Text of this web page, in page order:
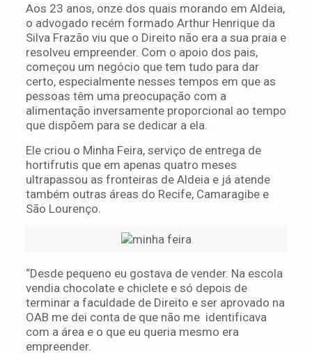
Aos 23 anos, onze dos quais morando em Aldeia,
o advogado recém formado Arthur Henrique da
Silva Frazão viu que o Direito não era a sua praia e
resolveu empreender. Com o apoio dos pais,
começou um negócio que tem tudo para dar
certo, especialmente nesses tempos em que as
pessoas têm uma preocupação com a
alimentação inversamente proporcional ao tempo
que dispõem para se dedicar a ela.
Ele criou o Minha Feira, serviço de entrega de
hortifrutis que em apenas quatro meses
ultrapassou as fronteiras de Aldeia e já atende
também outras áreas do Recife, Camaragibe e
São Lourenço.
“Desde pequeno eu gostava de vender. Na escola
vendia chocolate e chiclete e só depois de
terminar a faculdade de Direito e ser aprovado na
OAB me dei conta de que não me identificava
com a área e o que eu queria mesmo era
empreender.